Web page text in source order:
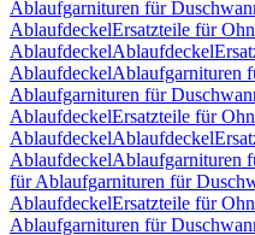
Ablaufgarnituren für
AblaufdeckelErsatzteile für
AblaufdeckelAblaufdeckel
AblaufdeckelAblaufgarnituren
Ablaufgarnituren für
AblaufdeckelErsatzteile für
AblaufdeckelAblaufdeckel
AblaufdeckelAblaufgarnituren
für Ablaufgarnituren für
AblaufdeckelErsatzteile für
Ablaufgarnituren für